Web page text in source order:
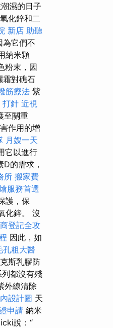
濕的日子
化鋅和二
新店 助聽
為它們不
納米顆
粉末，因
霜對礁石
筋療法 紫
打針 近視
至關重
作用的增
月嫂一天
它以進行
的需求，
所 搬家費
服務首選
護，保
化鋅。 沒
登記全攻
因此，如
孔粗大醫
斯乳膠防
都沒有殘
外線清除
設計圖 天
申請 納米
說：“